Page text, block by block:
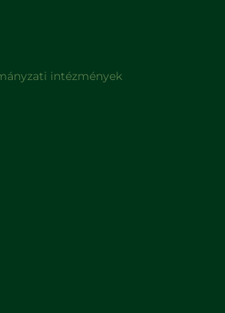
intézmények